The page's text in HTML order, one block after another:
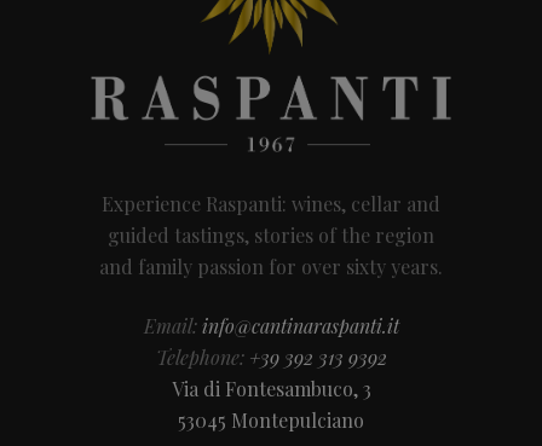
Experience Raspanti: wines, cellar and
guided tastings, stories of the region
and family passion for over sixty years.
Email:info@cantinaraspanti.it
Telephone: +39 392 313 9392
Via di Fontesambuco, 3
53045 Montepulciano